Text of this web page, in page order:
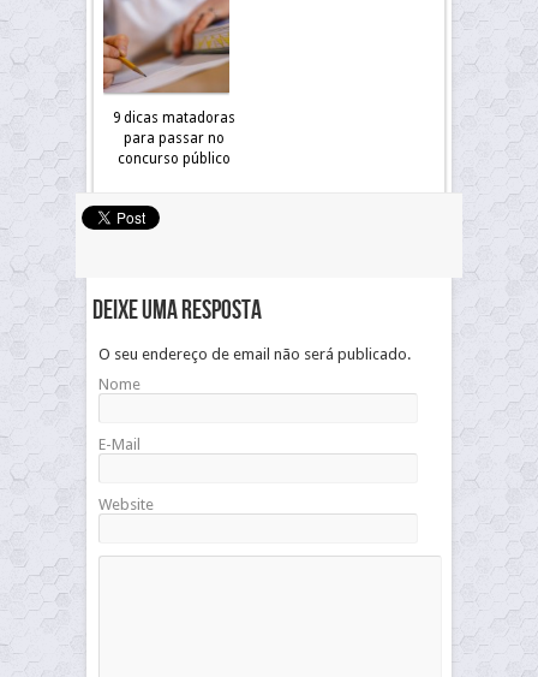
9 dicas matadoras
para passar no
concurso público
Deixe uma resposta
O seu endereço de email não será publicado.
Nome
E-Mail
Website